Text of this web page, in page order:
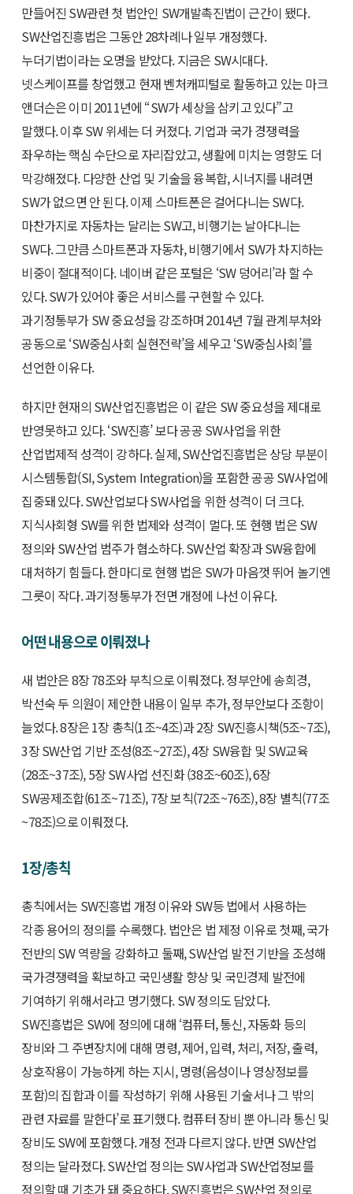
만들어진 SW관련 첫 법안인 SW개발촉진법이 근간이 됐다.
SW산업진흥법은 그동안 28차례나 일부 개정했다.
누더기법이라는 오명을 받았다. 지금은 SW시대다.
넷스케이프를 창업했고 현재 벤처캐피털로 활동하고 있는 마크
앤더슨은 이미 2011년에 “SW가 세상을 삼키고 있다”고
말했다. 이후 SW 위세는 더 커졌다. 기업과 국가 경쟁력을
좌우하는 핵심 수단으로 자리잡았고, 생활에 미치는 영향도 더
막강해졌다. 다양한 산업 및 기술을 융복합, 시너지를 내려면
SW가 없으면 안 된다. 이제 스마트폰은 걸어다니는 SW다.
마찬가지로 자동차는 달리는 SW고, 비행기는 날아다니는
SW다. 그만큼 스마트폰과 자동차, 비행기에서 SW가 차지하는
비중이 절대적이다. 네이버 같은 포털은 ‘SW 덩어리’라 할 수
있다. SW가 있어야 좋은 서비스를 구현할 수 있다.
과기정통부가 SW 중요성을 강조하며 2014년 7월 관계부처와
공동으로 ‘SW중심사회 실현전략’을 세우고 ‘SW중심사회’를
선언한 이유다.
하지만 현재의 SW산업진흥법은 이 같은 SW 중요성을 제대로
반영못하고 있다. ‘SW진흥’ 보다 공공 SW사업을 위한
산업법제적 성격이 강하다. 실제, SW산업진흥법은 상당 부분이
시스템통합(SI, System Integration)을 포함한 공공 SW사업에
집중돼 있다. SW산업보다 SW사업을 위한 성격이 더 크다.
지식사회형 SW를 위한 법제와 성격이 멀다. 또 현행 법은 SW
정의와 SW산업 범주가 협소하다. SW산업 확장과 SW융합에
대처하기 힘들다. 한마디로 현행 법은 SW가 마음껏 뛰어 놀기엔
그릇이 작다. 과기정통부가 전면 개정에 나선 이유다.
어떤 내용으로 이뤄졌나
새 법안은 8장 78조와 부칙으로 이뤄졌다. 정부안에 송희경,
박선숙 두 의원이 제안한 내용이 일부 추가, 정부안보다 조항이
늘었다. 8장은 1장 총칙(1조~4조)과 2장 SW진흥시책(5조~7조),
3장 SW산업 기반 조성(8조~27조), 4장 SW융합 및 SW교육
(28조~37조), 5장 SW사업 선진화 (38조~60조), 6장
SW공제조합(61조~71조), 7장 보칙(72조~76조), 8장 별칙(77조
~78조)으로 이뤄졌다.
1장/총칙
총칙에서는 SW진흥법 개정 이유와 SW등 법에서 사용하는
각종 용어의 정의를 수록했다. 법안은 법 제정 이유로 첫째, 국가
전반의 SW 역량을 강화하고 둘째, SW산업 발전 기반을 조성해
국가경쟁력을 확보하고 국민생활 향상 및 국민경제 발전에
기여하기 위해서라고 명기했다. SW 정의도 담았다.
SW진흥법은 SW에 정의에 대해 ‘컴퓨터, 통신, 자동화 등의
장비와 그 주변장치에 대해 명령, 제어, 입력, 처리, 저장, 출력,
상호작용이 가능하게 하는 지시, 명령(음성이나 영상정보를
포함)의 집합과 이를 작성하기 위해 사용된 기술서나 그 밖의
관련 자료를 말한다’로 표기했다. 컴퓨터 장비 뿐 아니라 통신 및
장비도 SW에 포함했다. 개정 전과 다르지 않다. 반면 SW산업
정의는 달라졌다. SW산업 정의는 SW사업과 SW산업정보를
정의할 때 기초가 돼 중요하다. SW진흥법은 SW산업 정의로